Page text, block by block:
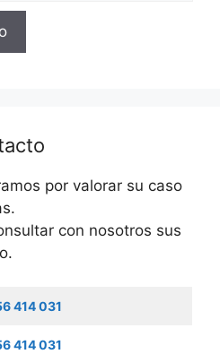
por valorar su caso
con nosotros sus
414 031
414 031